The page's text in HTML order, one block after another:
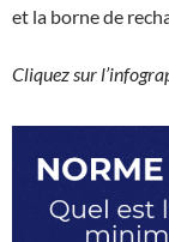
et la borne de
Cliquez sur